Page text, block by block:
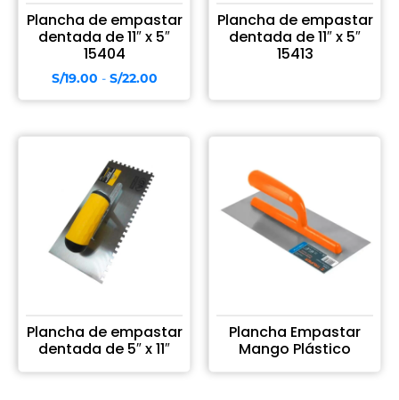
Plancha de empastar
dentada de 11″ x 5″
15404
S/19.00 - S/22.00
Plancha de empastar
dentada de 11″ x 5″
15413
Plancha de empastar
dentada de 5″ x 11″
Plancha Empastar
Mango Plástico